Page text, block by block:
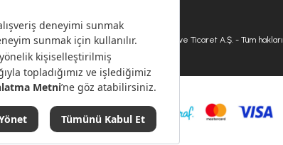
© 2026 Karaca Home Collection Tekstil Sanayi ve Ticaret A.Ş. - Tüm hakları